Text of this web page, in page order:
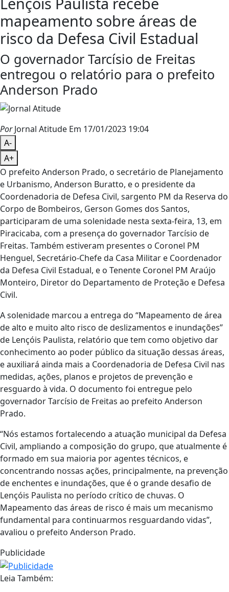
mapeamento sobre áreas de
risco da Defesa Civil Estadual
O governador Tarcísio de Freitas
entregou o relatório para o prefeito
Anderson Prado
PorJornal Atitude Em 17/01/2023 19:04
A-
A+
O prefeito Anderson Prado, o secretário de Planejamento
e Urbanismo, Anderson Buratto, e o presidente da
Coordenadoria de Defesa Civil, sargento PM da Reserva do
Corpo de Bombeiros, Gerson Gomes dos Santos,
participaram de uma solenidade nesta sexta-feira, 13, em
Piracicaba, com a presença do governador Tarcísio de
Freitas. Também estiveram presentes o Coronel PM
Henguel, Secretário-Chefe da Casa Militar e Coordenador
da Defesa Civil Estadual, e o Tenente Coronel PM Araújo
Monteiro, Diretor do Departamento de Proteção e Defesa
Civil.
A solenidade marcou a entrega do “Mapeamento de área
de alto e muito alto risco de deslizamentos e inundações”
de Lençóis Paulista, relatório que tem como objetivo dar
conhecimento ao poder público da situação dessas áreas,
e auxiliará ainda mais a Coordenadoria de Defesa Civil nas
medidas, ações, planos e projetos de prevenção e
resguardo à vida. O documento foi entregue pelo
governador Tarcísio de Freitas ao prefeito Anderson
Prado.
“Nós estamos fortalecendo a atuação municipal da Defesa
Civil, ampliando a composição do grupo, que atualmente é
formado em sua maioria por agentes técnicos, e
concentrando nossas ações, principalmente, na prevenção
de enchentes e inundações, que é o grande desafio de
Lençóis Paulista no período crítico de chuvas. O
Mapeamento das áreas de risco é mais um mecanismo
fundamental para continuarmos resguardando vidas”,
avaliou o prefeito Anderson Prado.
Publicidade
Leia Também: